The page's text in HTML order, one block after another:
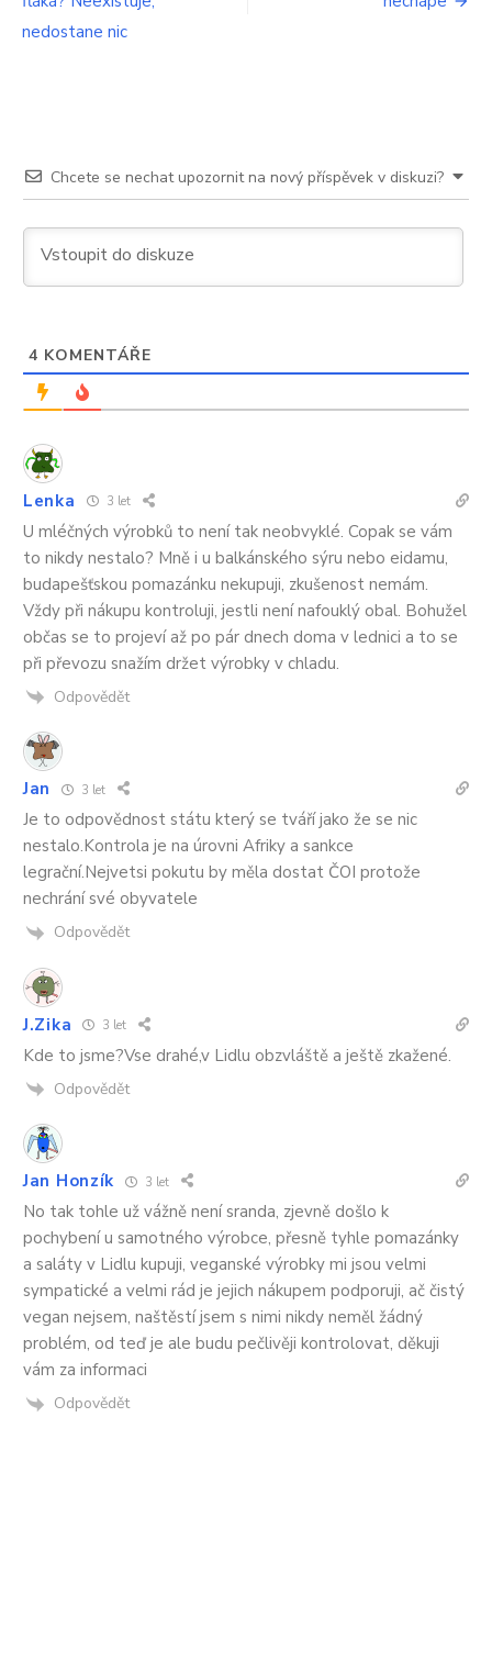
nedostane nic
Chcete se nechat upozornit na nový příspěvek v diskuzi?
4 KOMENTÁŘE
Lenka 3 let
U mléčných výrobků to není tak neobvyklé. Copak se vám
to nikdy nestalo? Mně i u balkánského sýru nebo eidamu,
budapešťskou pomazánku nekupuji, zkušenost nemám.
Vždy při nákupu kontroluji, jestli není nafouklý obal. Bohužel
občas se to projeví až po pár dnech doma v lednici a to se
při převozu snažím držet výrobky v chladu.
Odpovědět
Jan 3 let
Je to odpovědnost státu který se tváří jako že se nic
nestalo.Kontrola je na úrovni Afriky a sankce
legrační.Nejvetsi pokutu by měla dostat ČOI protože
nechrání své obyvatele
Odpovědět
J.Zika 3 let
Kde to jsme?Vse drahé,v Lidlu obzvláště a ještě zkažené.
Odpovědět
Jan Honzík 3 let
No tak tohle už vážně není sranda, zjevně došlo k
pochybení u samotného výrobce, přesně tyhle pomazánky
a saláty v Lidlu kupuji, veganské výrobky mi jsou velmi
sympatické a velmi rád je jejich nákupem podporuji, ač čistý
vegan nejsem, naštěstí jsem s nimi nikdy neměl žádný
problém, od teď je ale budu pečlivěji kontrolovat, děkuji
vám za informaci
Odpovědět